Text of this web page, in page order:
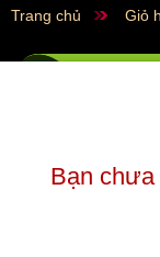
Trang chủ Giỏ
Bạn chưa